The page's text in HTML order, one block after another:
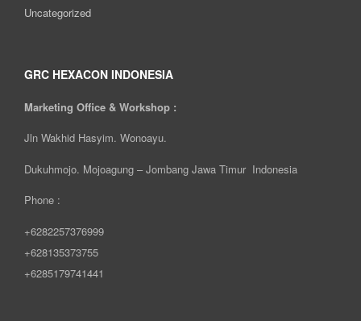
Uncategorized
GRC HEXACON INDONESIA
Marketing Office & Workshop :
Jln Wakhid Hasyim. Wonoayu.
Dukuhmojo. Mojoagung – Jombang Jawa Timur Indonesia
Phone :
+6282257376999
+628135373755
+6285179741441